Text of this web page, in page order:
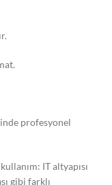
profesyonel
IT altyapısı
gibi farklı